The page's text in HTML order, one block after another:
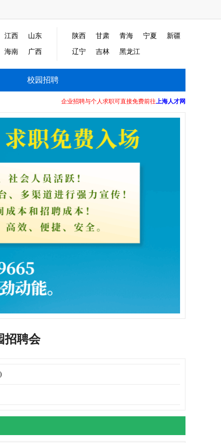
江西 山东
海南 广西
陕西 甘肃 青海 宁夏 新疆
辽宁 吉林 黑龙江
校园招聘
企业招聘与个人求职可直接免费前往上海人才网
招聘会